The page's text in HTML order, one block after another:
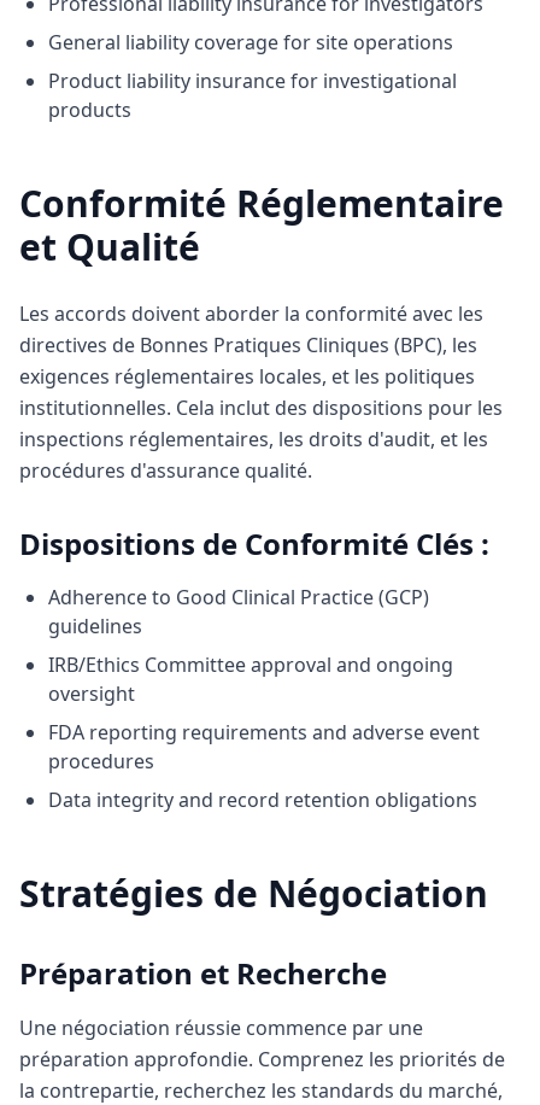
General liability coverage for site operations
Product liability insurance for investigational
products
Conformité Réglementaire
et Qualité
Les accords doivent aborder la conformité avec les
directives de Bonnes Pratiques Cliniques (BPC), les
exigences réglementaires locales, et les politiques
institutionnelles. Cela inclut des dispositions pour les
inspections réglementaires, les droits d'audit, et les
procédures d'assurance qualité.
Dispositions de Conformité Clés :
Adherence to Good Clinical Practice (GCP)
guidelines
IRB/Ethics Committee approval and ongoing
oversight
FDA reporting requirements and adverse event
procedures
Data integrity and record retention obligations
Stratégies de Négociation
Préparation et Recherche
Une négociation réussie commence par une
préparation approfondie. Comprenez les priorités de
la contrepartie, recherchez les standards du marché,